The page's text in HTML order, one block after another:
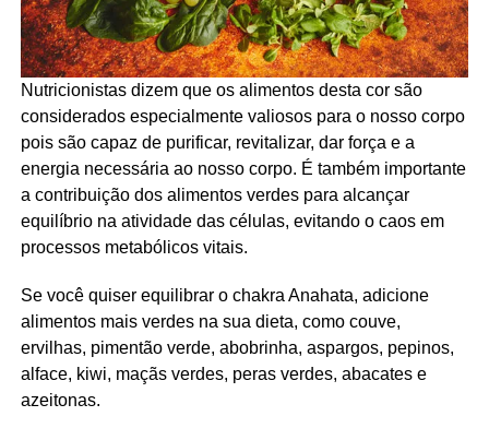
Nutricionistas dizem que os alimentos desta cor são
considerados especialmente valiosos para o nosso corpo
pois são capaz de purificar, revitalizar, dar força e a
energia necessária ao nosso corpo. É também importante
a contribuição dos alimentos verdes para alcançar
equilíbrio na atividade das células, evitando o caos em
processos metabólicos vitais.
Se você quiser equilibrar o chakra Anahata, adicione
alimentos mais verdes na sua dieta, como couve,
ervilhas, pimentão verde, abobrinha, aspargos, pepinos,
alface, kiwi, maçãs verdes, peras verdes, abacates e
azeitonas.